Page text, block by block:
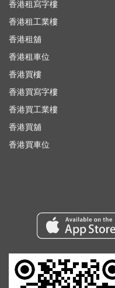
香港租寫字樓
香港租工業樓
香港租舖
香港租車位
香港買樓
香港買寫字樓
香港買工業樓
香港買舖
香港買車位